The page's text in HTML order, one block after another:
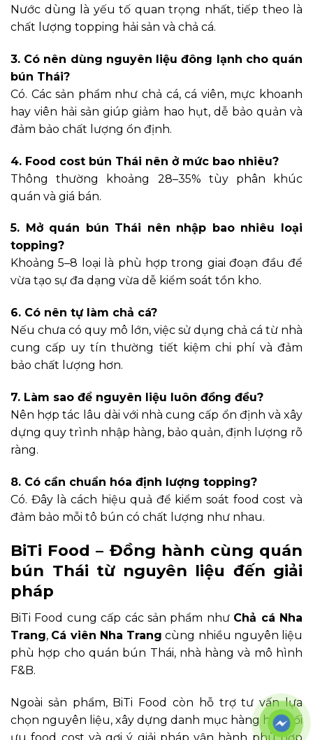
Nước dùng là yếu tố quan trọng nhất, tiếp theo là
chất lượng topping hải sản và chả cá.
3. Có nên dùng nguyên liệu đông lạnh cho quán
bún Thái?
Có. Các sản phẩm như chả cá, cá viên, mực khoanh
hay viên hải sản giúp giảm hao hụt, dễ bảo quản và
đảm bảo chất lượng ổn định.
4. Food cost bún Thái nên ở mức bao nhiêu?
Thông thường khoảng 28–35% tùy phân khúc
quán và giá bán.
5. Mở quán bún Thái nên nhập bao nhiêu loại
topping?
Khoảng 5–8 loại là phù hợp trong giai đoạn đầu để
vừa tạo sự đa dạng vừa dễ kiểm soát tồn kho.
6. Có nên tự làm chả cá?
Nếu chưa có quy mô lớn, việc sử dụng chả cá từ nhà
cung cấp uy tín thường tiết kiệm chi phí và đảm
bảo chất lượng hơn.
7. Làm sao để nguyên liệu luôn đồng đều?
Nên hợp tác lâu dài với nhà cung cấp ổn định và xây
dựng quy trình nhập hàng, bảo quản, định lượng rõ
ràng.
8. Có cần chuẩn hóa định lượng topping?
Có. Đây là cách hiệu quả để kiểm soát food cost và
đảm bảo mỗi tô bún có chất lượng như nhau.
BiTi Food – Đồng hành cùng quán
bún Thái từ nguyên liệu đến giải
pháp
BiTi Food cung cấp các sản phẩm như Chả cá Nha
Trang, Cá viên Nha Trang cùng nhiều nguyên liệu
phù hợp cho quán bún Thái, nhà hàng và mô hình
F&B.
Ngoài sản phẩm, BiTi Food còn hỗ trợ tư vấn lựa
chọn nguyên liệu, xây dựng danh mục hàng hóa, tối
ưu food cost và gợi ý giải pháp vận hành phù hợp